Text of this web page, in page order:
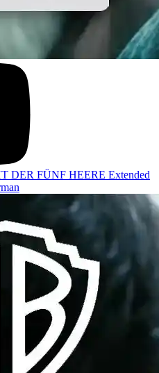
DER FÜNF HEERE Extended